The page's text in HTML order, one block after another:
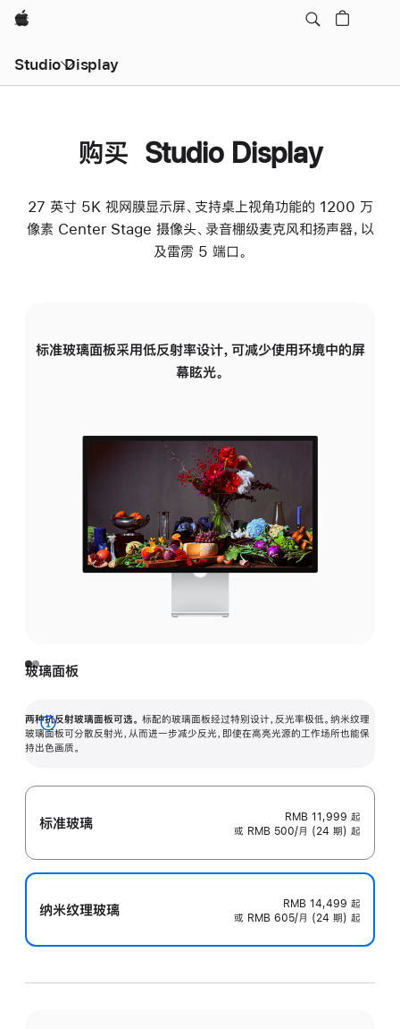
Apple
Studio Display
购买 Studio Display
27 英寸 5K 视网膜显示屏、支持桌上视角功能的 1200 万
像素 Center Stage 摄像头、录音棚级麦克风和扬声器，以
及雷雳 5 端口。
标准玻璃面板采用低反射率设计，可减少使用环境中的屏
幕眩光。
玻璃面板
两种抗反射玻璃面板可选。 标配的玻璃面板经过特别设计，反光率极低。纳米纹理
玻璃面板可分散反射光，从而进一步减少反光，即使在高亮光源的工作场所也能保
持出色画质。
展
开
标准玻璃 RMB 11,999 起
或 RMB 500/月 (24 期) 起
纳米纹理玻璃 RMB 14,499 起
或 RMB 605/月 (24 期) 起